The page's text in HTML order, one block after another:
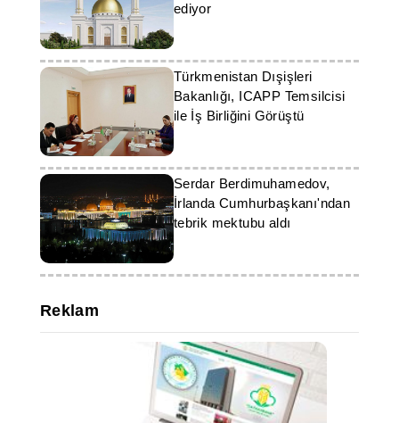
ediyor
Türkmenistan Dışişleri
Bakanlığı, ICAPP Temsilcisi
ile İş Birliğini Görüştü
Serdar Berdimuhamedov,
İrlanda Cumhurbaşkanı'ndan
tebrik mektubu aldı
Reklam